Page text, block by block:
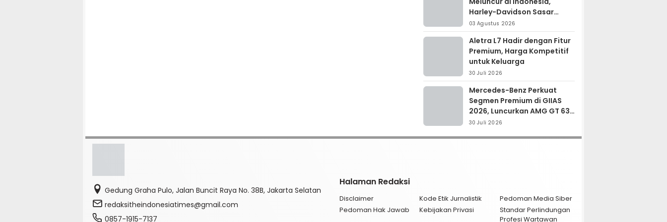
Harley-Davidson Sasar
Kolektor Motor Premium
03 Agustus 2026
Aletra L7 Hadir dengan Fitur
Premium, Harga Kompetitif
untuk Keluarga
30 Juli 2026
Mercedes-Benz Perkuat
Segmen Premium di GIIAS
2026, Luncurkan AMG GT 63
PRO dan GLC 200
30 Juli 2026
Gedung Graha Pulo, Jalan Buncit Raya No. 38B, Jakarta Selatan
redaksitheindonesiatimes@gmail.com
0857-1915-7137
Halaman Redaksi
Disclaimer Kode Etik Jurnalistik
Pedoman Media Siber
Pedoman Hak Jawab
Kebijakan Privasi
Standar Perlindungan
Profesi Wartawan